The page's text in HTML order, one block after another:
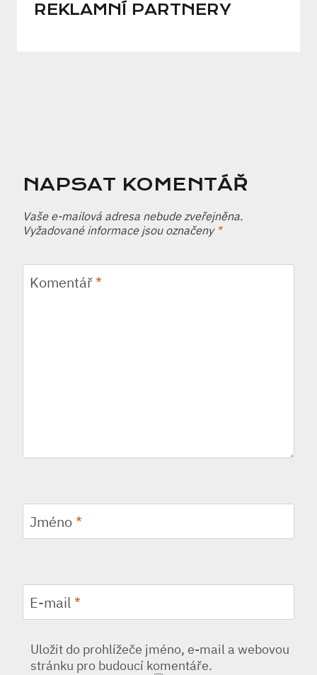
REKLAMNÍ PARTNERY
NAPSAT KOMENTÁŘ
Vaše e-mailová adresa nebude zveřejněna.
Vyžadované informace jsou označeny *
Komentář*
Jméno *
E-mail *
Uložit do prohlížeče jméno, e-mail a webovou
stránku pro budoucí komentáře.